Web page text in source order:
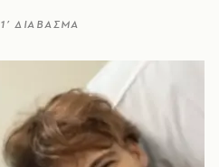
1’ ΔΙΑΒΑΣΜΑ